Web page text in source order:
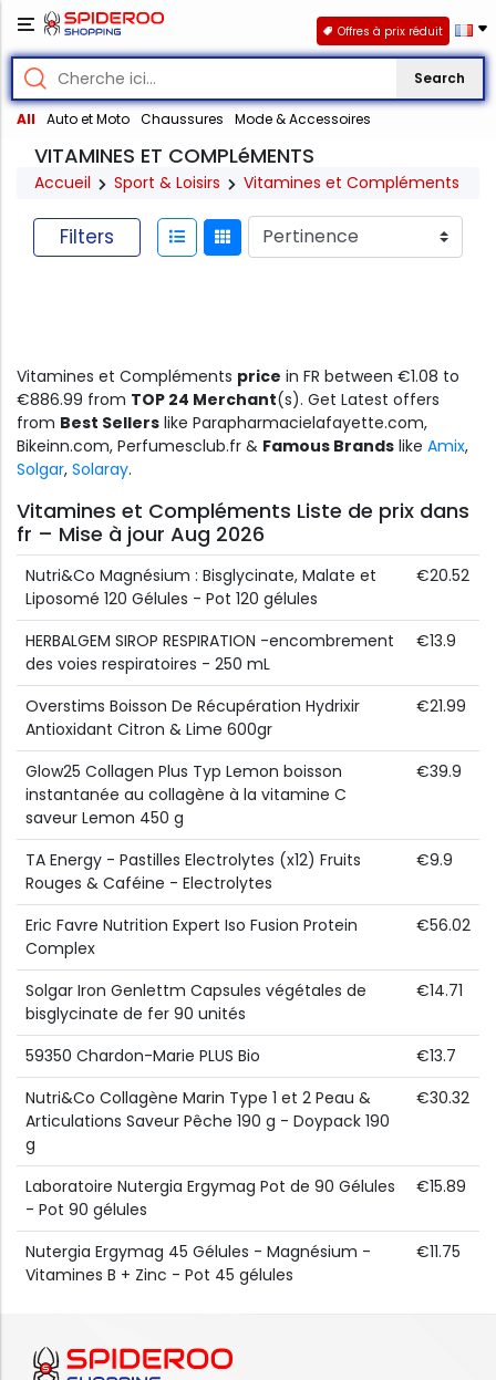
Search
All Auto et Moto Chaussures Mode & Accessoires
Offres à prix réduit
VITAMINES ET COMPLéMENTS
Accueil Sport & Loisirs Vitamines et Compléments
Filters
Vitamines et Compléments price in FR between €1.08 to
€886.99 from TOP 24 Merchant(s). Get Latest offers
from Best Sellers like Parapharmacielafayette.com,
Bikeinn.com, Perfumesclub.fr & Famous Brands like Amix,
Solgar, Solaray.
Vitamines et Compléments Liste de prix dans
fr – Mise à jour Aug 2026
Nutri&Co Magnésium : Bisglycinate, Malate et
Liposomé 120 Gélules - Pot 120 gélules
€20.52
HERBALGEM SIROP RESPIRATION -encombrement
des voies respiratoires - 250 mL
€13.9
Overstims Boisson De Récupération Hydrixir
Antioxidant Citron & Lime 600gr
€21.99
Glow25 Collagen Plus Typ Lemon boisson
instantanée au collagène à la vitamine C
saveur Lemon 450 g
€39.9
TA Energy - Pastilles Electrolytes (x12) Fruits
Rouges & Caféine - Electrolytes
€9.9
Eric Favre Nutrition Expert Iso Fusion Protein
Complex
€56.02
Solgar Iron Genlettm Capsules végétales de
bisglycinate de fer 90 unités
€14.71
59350 Chardon-Marie PLUS Bio
€13.7
Nutri&Co Collagène Marin Type 1 et 2 Peau &
Articulations Saveur Pêche 190 g - Doypack 190
g
€30.32
Laboratoire Nutergia Ergymag Pot de 90 Gélules
- Pot 90 gélules
€15.89
Nutergia Ergymag 45 Gélules - Magnésium -
Vitamines B + Zinc - Pot 45 gélules
€11.75